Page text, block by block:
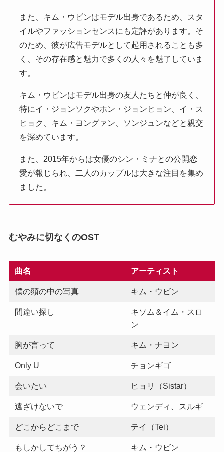
また、キム・ウビンはモデル出身であるため、スタ
イルやファッションセンスにも定評があります。そ
のため、彼が広告モデルとして起用されることも多
く、その存在感と魅力で多くの人々を魅了していま
す。
キム・ウビンはモデル出身の友人たちと仲が良く、
特にイ・ジョンソクやホン・ジョンヒョン、イ・ス
ヒョク、キム・ヨングァン、ソンジュンなどと親交
を深めています。
また、2015年からは女優のシン・ミナとの公開恋
愛が報じられ、二人のカップルは大きな注目を集め
ました。
むやみに切なくのOST
曲名 アーティスト
僕の頭の中の写真 キム・ウビン
間違い探し
キソム＆イム・スロ
ン
胸が言って キム・ナヨン
Only U チョンギゴ
会いたい ヒョリ（Sistar）
遠ざけないで ウェンディ、スルギ
どこからどこまで テイ（Tei）
もしかしてちがう？ キム・ウビン